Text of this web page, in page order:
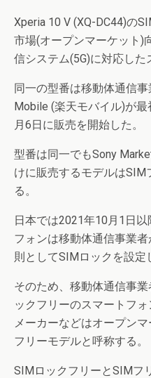
Xperia 10 V (XQ-DC44)の
市場(オープンマーケット)
信システム(5G)に対応した
同一の型番は移動体通信
Mobile (楽天モバイル)が
月6日に販売を開始した。
型番は同一でもSony
けに販売するモデルは
る。
日本では2021年10月1日
フォンは移動体通信事業
則としてSIMロックを設定
そのため、移動体通信事
ックフリーのスマートフ
メーカーなどはオープン
フリーモデルと呼称する。
SIMロックフリーとSIMフ